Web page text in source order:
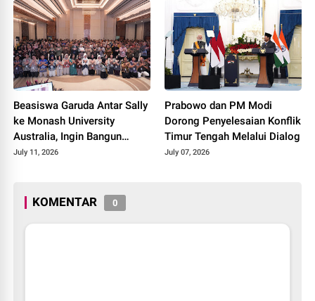
Beasiswa Garuda Antar Sally
ke Monash University
Australia, Ingin Bangun
Laboratorium Riset di Tanah
July 11, 2026
Prabowo dan PM Modi
Dorong Penyelesaian Konflik
Timur Tengah Melalui Dialog
July 07, 2026
KOMENTAR 0